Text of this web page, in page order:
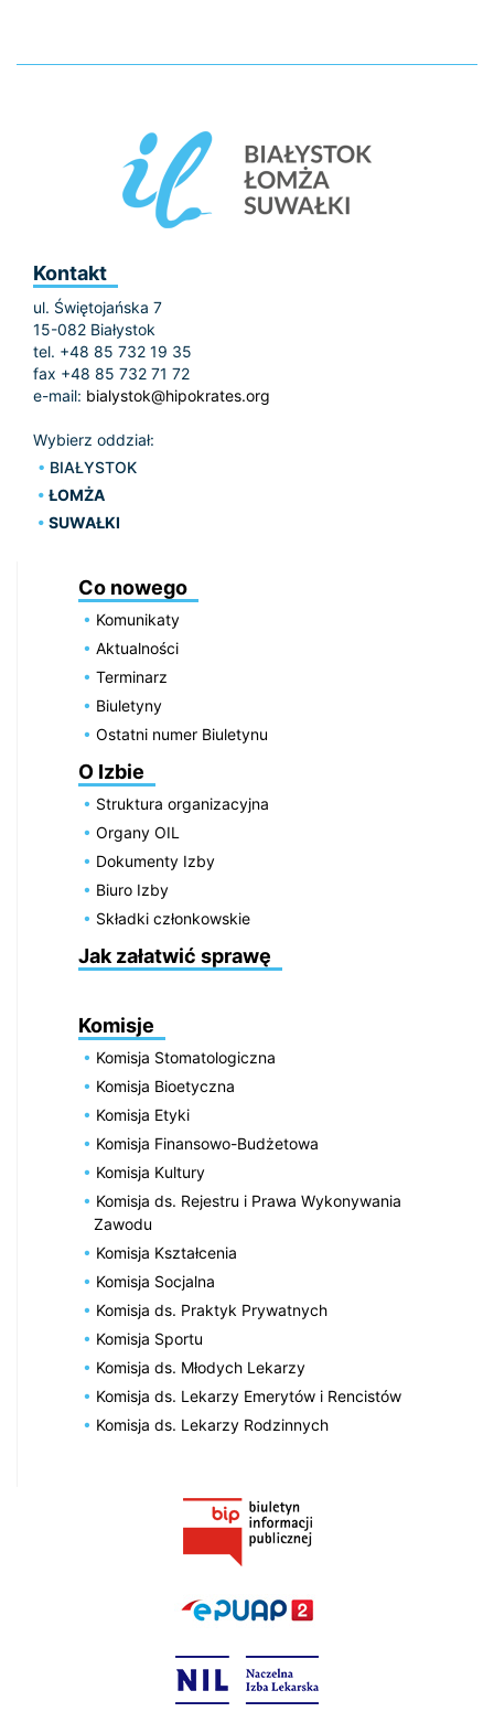
Kontakt
ul. Świętojańska 7
15-082 Białystok
tel. +48 85 732 19 35
fax +48 85 732 71 72
e-mail: bialystok@hipokrates.org
Wybierz oddział:
BIAŁYSTOK
ŁOMŻA
SUWAŁKI
Co nowego
Komunikaty
Aktualności
Terminarz
Biuletyny
Ostatni numer Biuletynu
O Izbie
Struktura organizacyjna
Organy OIL
Dokumenty Izby
Biuro Izby
Składki członkowskie
Jak załatwić sprawę
Komisje
Komisja Stomatologiczna
Komisja Bioetyczna
Komisja Etyki
Komisja Finansowo-Budżetowa
Komisja Kultury
Komisja ds. Rejestru i Prawa Wykonywania
Zawodu
Komisja Kształcenia
Komisja Socjalna
Komisja ds. Praktyk Prywatnych
Komisja Sportu
Komisja ds. Młodych Lekarzy
Komisja ds. Lekarzy Emerytów i Rencistów
Komisja ds. Lekarzy Rodzinnych